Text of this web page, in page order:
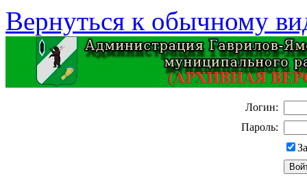
Вернуться к обычному
Логин:
Пароль: